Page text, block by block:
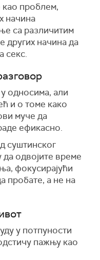
као проблем,
начина
са различитим
других начина да
секс.
односима, али
и о томе како
муче да
ефикасно.
суштинског
да одвојите време
фокусирајући
пробате, а не на
у потпуности
пажњу као